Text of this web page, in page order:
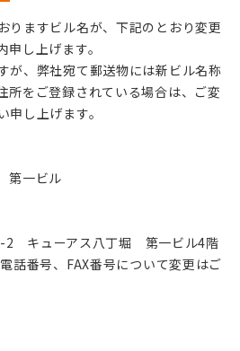
りますビル名が、下記のとおり変更
し上げます。
が、弊社宛て郵送物には新ビル名称
所をご登録されている場合は、ご変
し上げます。
第一ビル
2 キューアス八丁堀 第一ビル4階
話番号、FAX番号について変更はご